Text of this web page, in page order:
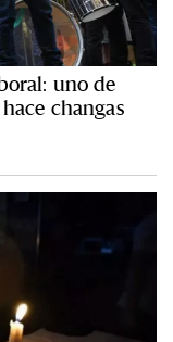
uno de
changas